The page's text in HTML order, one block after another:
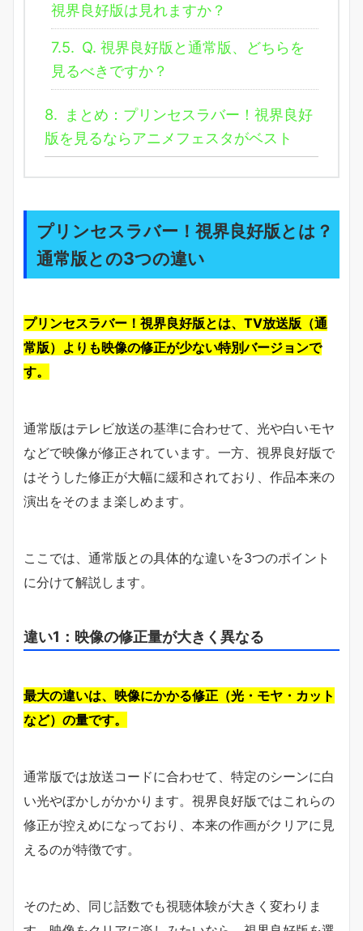
視界良好版は見れますか？
7.5. Q. 視界良好版と通常版、どちらを
見るべきですか？
8.
まとめ：プリンセスラバー！視界良好
版を見るならアニメフェスタがベスト
プリンセスラバー！視界良好版とは？
通常版との3つの違い
プリンセスラバー！視界良好版とは、TV放送版（通
常版）よりも映像の修正が少ない特別バージョンで
す。
通常版はテレビ放送の基準に合わせて、光や白いモヤ
などで映像が修正されています。一方、視界良好版で
はそうした修正が大幅に緩和されており、作品本来の
演出をそのまま楽しめます。
ここでは、通常版との具体的な違いを3つのポイント
に分けて解説します。
違い1：映像の修正量が大きく異なる
最大の違いは、映像にかかる修正（光・モヤ・カット
など）の量です。
通常版では放送コードに合わせて、特定のシーンに白
い光やぼかしがかかります。視界良好版ではこれらの
修正が控えめになっており、本来の作画がクリアに見
えるのが特徴です。
そのため、同じ話数でも視聴体験が大きく変わりま